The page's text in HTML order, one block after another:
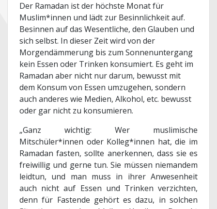
Der Ramadan ist der höchste Monat für
Muslim*innen und lädt zur Besinnlichkeit auf.
Besinnen auf das Wesentliche, den Glauben und
sich selbst. In dieser Zeit wird von der
Morgendämmerung bis zum Sonnenuntergang
kein Essen oder Trinken konsumiert. Es geht im
Ramadan aber nicht nur darum, bewusst mit
dem Konsum von Essen umzugehen, sondern
auch anderes wie Medien, Alkohol, etc. bewusst
oder gar nicht zu konsumieren.
„Ganz wichtig: Wer muslimische
Mitschüler*innen oder Kolleg*innen hat, die im
Ramadan fasten, sollte anerkennen, dass sie es
freiwillig und gerne tun. Sie müssen niemandem
leidtun, und man muss in ihrer Anwesenheit
auch nicht auf Essen und Trinken verzichten,
denn für Fastende gehört es dazu, in solchen